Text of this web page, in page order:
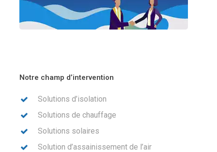
Notre champ d’intervention
Solutions d’isolation
Solutions de chauffage
Solutions solaires
Solution d’assainissement de l’air